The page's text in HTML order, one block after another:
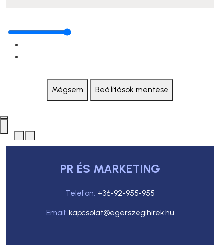
Mégsem Beállítások mentése
PR ÉS MARKETING
Telefon: +36-92-955-955
Email: kapcsolat@egerszegihirek.hu